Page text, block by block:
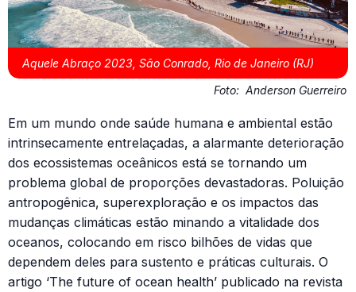
Aquele Abraço 2023, São Conrado, Rio de Janeiro (RJ)
Foto: Anderson Guerreiro
Em um mundo onde saúde humana e ambiental estão
intrinsecamente entrelaçadas, a alarmante deterioração
dos ecossistemas oceânicos está se tornando um
problema global de proporções devastadoras. Poluição
antropogênica, superexploração e os impactos das
mudanças climáticas estão minando a vitalidade dos
oceanos, colocando em risco bilhões de vidas que
dependem deles para sustento e práticas culturais. O
artigo ‘The future of ocean health’ publicado na revista